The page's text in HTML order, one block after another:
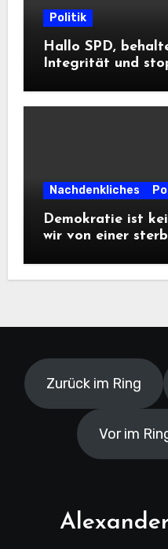
Politik
Hallo SPD,
Integrität und
Nachdenkliches
Demokratie ist
wir von einer
Zurück im Ring
Vor im